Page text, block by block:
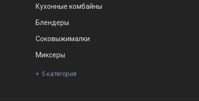
Кухонные комбайны
Блендеры
Соковыжималки
Миксеры
5 категорий